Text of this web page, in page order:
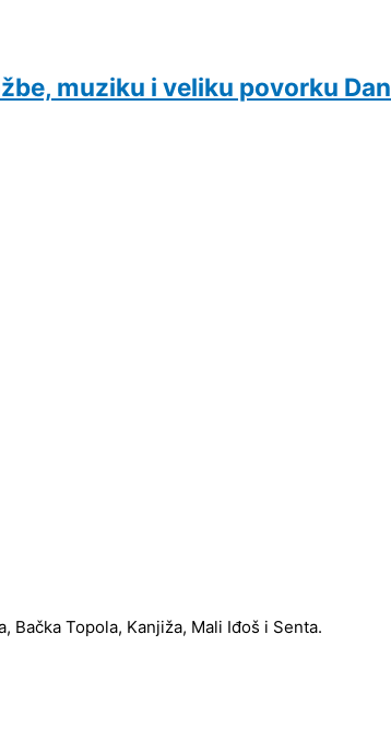
muziku i veliku povorku
Topola, Kanjiža, Mali Iđoš i Senta.